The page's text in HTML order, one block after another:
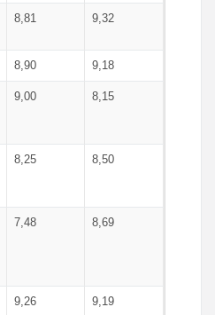
8,81 9,32
8,90 9,18
9,00 8,15
8,25 8,50
7,48 8,69
9,26 9,19